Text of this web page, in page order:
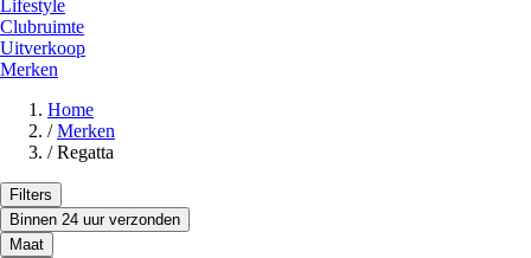
Lifestyle
Clubruimte
Uitverkoop
Merken
Home
/ Merken
/ Regatta
Filters
Binnen 24 uur verzonden
Maat